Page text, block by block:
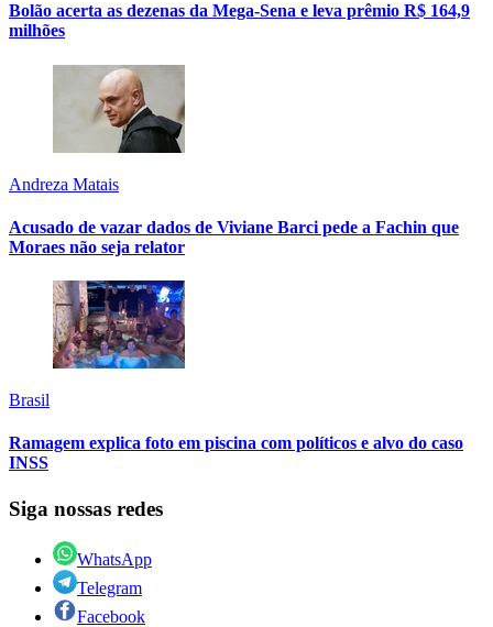
Bolão acerta as dezenas da Mega-Sena e leva prêmio R$ 164,9
milhões
Andreza Matais
Acusado de vazar dados de Viviane Barci pede a Fachin que
Moraes não seja relator
Brasil
Ramagem explica foto em piscina com políticos e alvo do caso
INSS
Siga nossas redes
WhatsApp
Telegram
Facebook